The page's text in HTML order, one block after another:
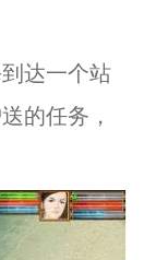
达一个站
的任务，